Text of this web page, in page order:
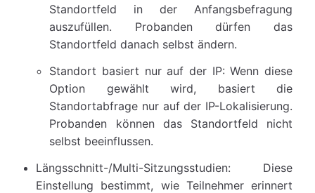
Standortfeld in der Anfangsbefragung
auszufüllen. Probanden dürfen das
Standortfeld danach selbst ändern.
Standort basiert nur auf der IP: Wenn diese
Option gewählt wird, basiert die
Standortabfrage nur auf der IP-Lokalisierung.
Probanden können das Standortfeld nicht
selbst beeinflussen.
Längsschnitt-/Multi-Sitzungsstudien: Diese
Einstellung bestimmt, wie Teilnehmer erinnert